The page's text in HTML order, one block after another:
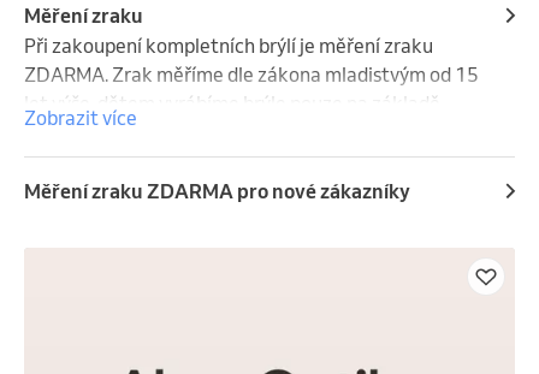
Měření zraku
Při zakoupení kompletních brýlí je měření zraku
ZDARMA. Zrak měříme dle zákona mladistvým od 15
let výše, dětem vyrábíme brýle pouze na základě
předpisu od očního lékaře. Pokud nosíte kontaktní
čočky, vyndejte si je alespoň hodinu před měřením.
Zobrazit více
Měření zraku ZDARMA pro nové zákazníky